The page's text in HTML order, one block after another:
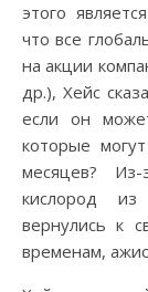
этого
что все
на акции
др.), Хейс
если он
которые
месяцев?
кислород из
вернулись к
временам,